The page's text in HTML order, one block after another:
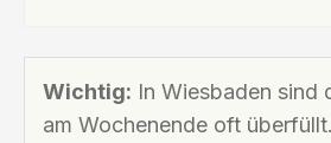
Wichtig: In Wiesbaden sind
am Wochenende oft